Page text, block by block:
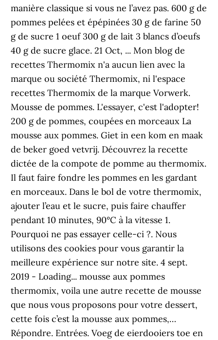
manière classique si vous ne l’avez pas. 600 g de
pommes pelées et épépinées 30 g de farine 50
g de sucre 1 oeuf 300 g de lait 3 blancs d’oeufs
40 g de sucre glace. 21 Oct, ... Mon blog de
recettes Thermomix n'a aucun lien avec la
marque ou société Thermomix, ni l'espace
recettes Thermomix de la marque Vorwerk.
Mousse de pommes. L'essayer, c'est l'adopter!
200 g de pommes, coupées en morceaux La
mousse aux pommes. Giet in een kom en maak
de beker goed vetvrij. Découvrez la recette
dictée de la compote de pomme au thermomix.
Il faut faire fondre les pommes en les gardant
en morceaux. Dans le bol de votre thermomix,
ajouter l’eau et le sucre, puis faire chauffer
pendant 10 minutes, 90°C à la vitesse 1.
Pourquoi ne pas essayer celle-ci ?. Nous
utilisons des cookies pour vous garantir la
meilleure expérience sur notre site. 4 sept.
2019 - Loading... mousse aux pommes
thermomix, voila une autre recette de mousse
que nous vous proposons pour votre dessert,
cette fois c’est la mousse aux pommes,…
Répondre. Entrées. Voeg de eierdooiers toe en